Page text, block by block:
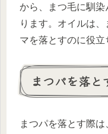
から、まつ毛に馴
ります。オイルは
マを落とすのに役立
まつパを落と
まつパを落とす際